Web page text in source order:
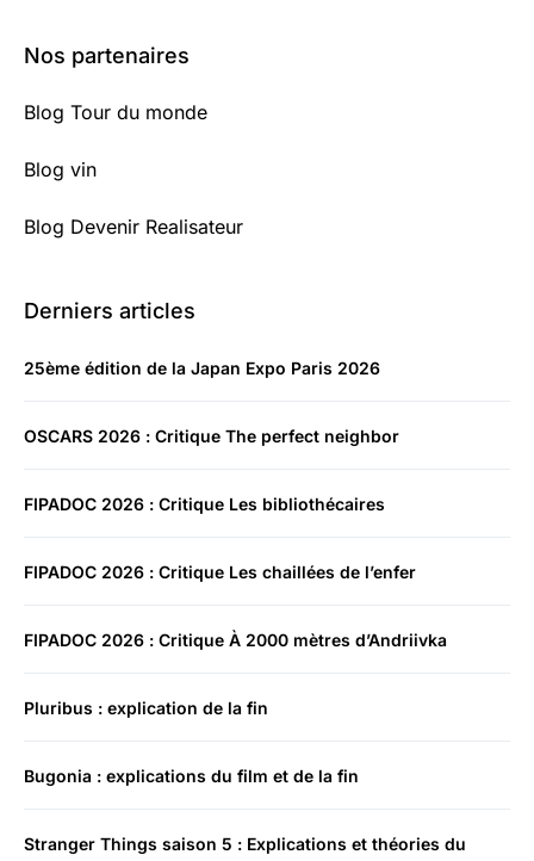
Nos partenaires
Blog Tour du monde
Blog vin
Blog Devenir Realisateur
Derniers articles
25ème édition de la Japan Expo Paris 2026
OSCARS 2026 : Critique The perfect neighbor
FIPADOC 2026 : Critique Les bibliothécaires
FIPADOC 2026 : Critique Les chaillées de l’enfer
FIPADOC 2026 : Critique À 2000 mètres d’Andriivka
Pluribus : explication de la fin
Bugonia : explications du film et de la fin
Stranger Things saison 5 : Explications et théories du